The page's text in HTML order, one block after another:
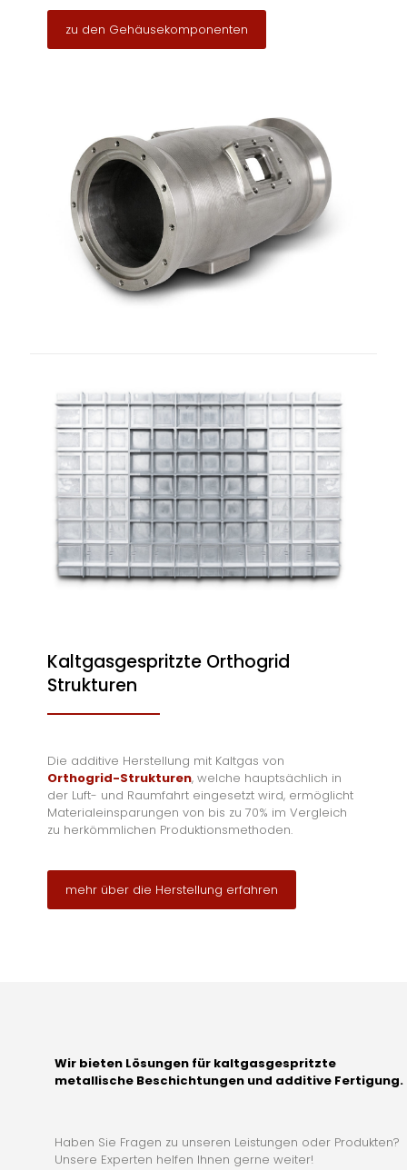
zu den Gehäusekomponenten
Kaltgasgespritzte Orthogrid
Strukturen
Die additive Herstellung mit Kaltgas von
Orthogrid-Strukturen, welche hauptsächlich in
der Luft- und Raumfahrt eingesetzt wird, ermöglicht
Materialeinsparungen von bis zu 70% im Vergleich
zu herkömmlichen Produktionsmethoden.
mehr über die Herstellung erfahren
Wir bieten Lösungen für kaltgasgespritzte
metallische Beschichtungen und additive Fertigung.
Haben Sie Fragen zu unseren Leistungen oder Produkten?
Unsere Experten helfen Ihnen gerne weiter!